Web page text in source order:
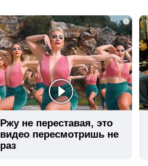
i
Ржу не переставая, это
видео пересмотришь не
раз